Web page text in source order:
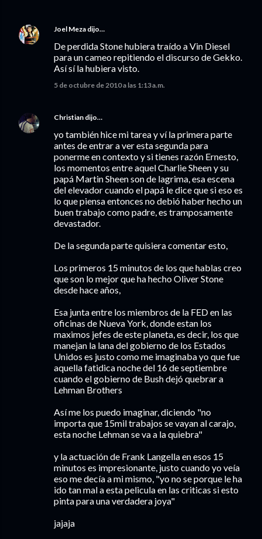
Joel Meza dijo…
De perdida Stone hubiera traído a Vin Diesel
para un cameo repitiendo el discurso de Gekko.
Así sí la hubiera visto.
5 de octubre de 2010 a las 1:13 a.m.
Christian dijo…
yo también hice mi tarea y ví la primera parte
antes de entrar a ver esta segunda para
ponerme en contexto y si tienes razón Ernesto,
los momentos entre aquel Charlie Sheen y su
papá Martin Sheen son de lagrima, esa escena
del elevador cuando el papá le dice que si eso es
lo que piensa entonces no debió haber hecho un
buen trabajo como padre, es tramposamente
devastador.
De la segunda parte quisiera comentar esto,
Los primeros 15 minutos de los que hablas creo
que son lo mejor que ha hecho Oliver Stone
desde hace años,
Esa junta entre los miembros de la FED en las
oficinas de Nueva York, donde estan los
maximos jefes de este planeta, es decir, los que
manejan la lana del gobierno de los Estados
Unidos es justo como me imaginaba yo que fue
aquella fatidica noche del 16 de septiembre
cuando el gobierno de Bush dejó quebrar a
Lehman Brothers
Así me los puedo imaginar, diciendo "no
importa que 15mil trabajos se vayan al carajo,
esta noche Lehman se va a la quiebra"
y la actuación de Frank Langella en esos 15
minutos es impresionante, justo cuando yo veía
eso me decía a mi mismo, "yo no se porque le ha
ido tan mal a esta pelicula en las criticas si esto
pinta para una verdadera joya"
jajaja